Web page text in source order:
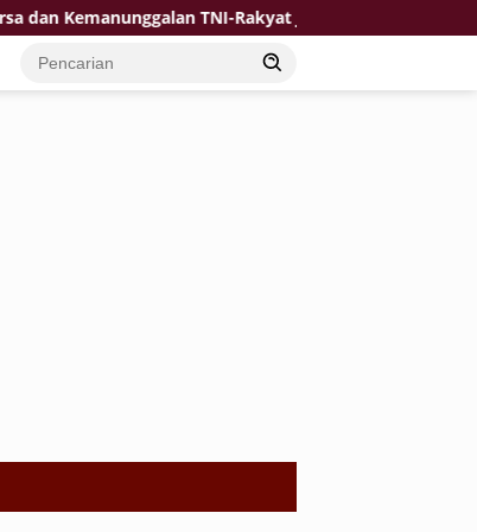
TNI-Rakyat Jadi Kekuatan TMMD di Desa